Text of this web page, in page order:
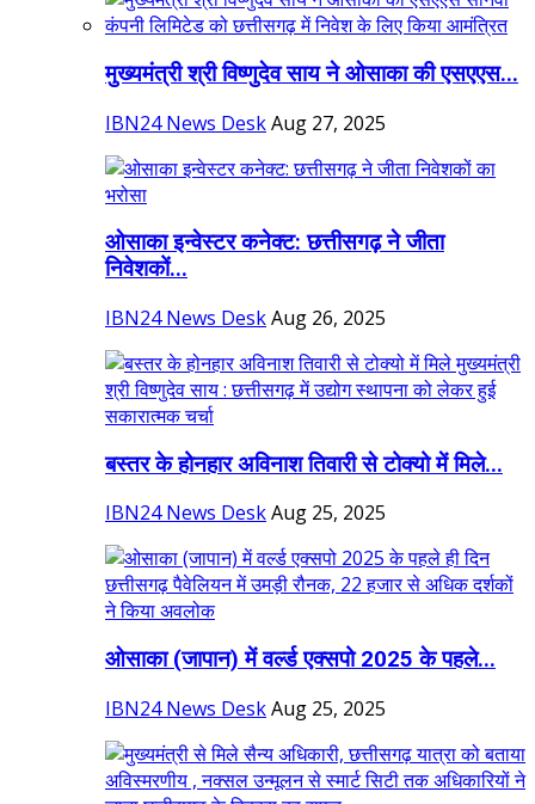
मुख्यमंत्री श्री विष्णुदेव साय ने ओसाका की एसएएस...
IBN24 News DeskAug 27, 2025
ओसाका इन्वेस्टर कनेक्ट: छत्तीसगढ़ ने जीता
निवेशकों...
IBN24 News DeskAug 26, 2025
बस्तर के होनहार अविनाश तिवारी से टोक्यो में मिले...
IBN24 News DeskAug 25, 2025
ओसाका (जापान) में वर्ल्ड एक्सपो 2025 के पहले...
IBN24 News DeskAug 25, 2025